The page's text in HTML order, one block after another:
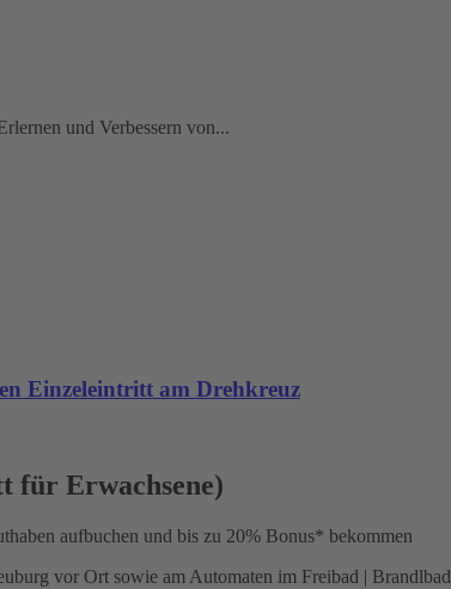
und Verbessern von...
Einzeleintritt am Drehkreuz
für Erwachsene)
aufbuchen und bis zu 20% Bonus* bekommen
vor Ort sowie am Automaten im Freibad |